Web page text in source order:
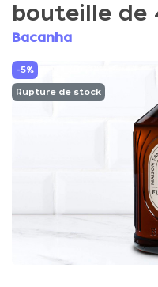
bouteille de
Bacanha
-5%
Rupture de stock